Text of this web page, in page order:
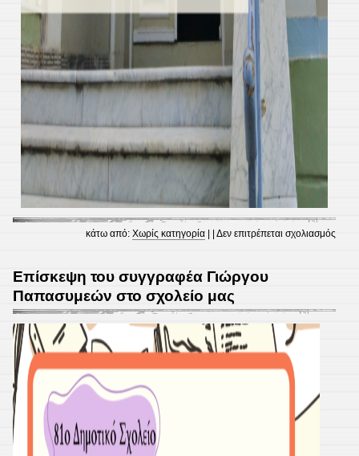
κάτω από:Χωρίς κατηγορία | |Δεν επιτρέπεται σχολιασμός
Επίσκεψη του συγγραφέα Γιώργου
Παπασυμεών στο σχολείο μας